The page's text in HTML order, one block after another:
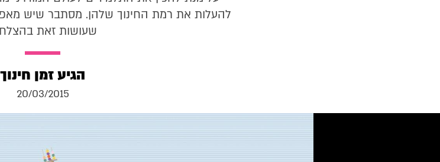
להעלות את רמת החינוך שלהן. מסתבר שיש
שעושות זאת
הגיע זמן חינוך
20/03/2015